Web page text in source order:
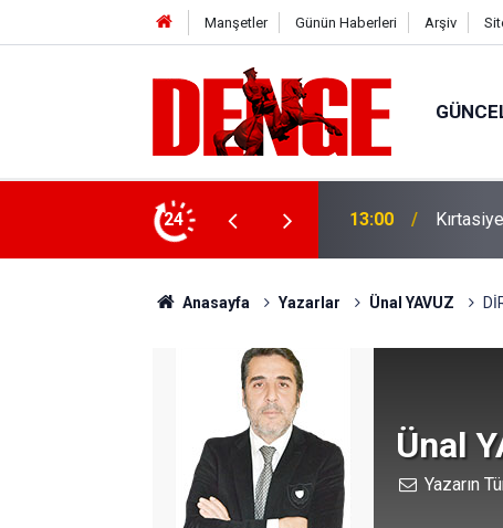
Manşetler Günün Haberleri Arşiv
24 12:20
paylaştı
Anasayfa Yazarlar Ünal YAVUZ
Ünal
Yazarın